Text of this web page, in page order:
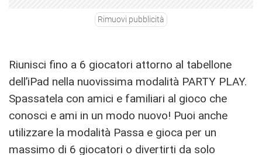
Rimuovi pubblicità
Riunisci fino a 6 giocatori attorno al tabellone
dell’iPad nella nuovissima modalità PARTY PLAY.
Spassatela con amici e familiari al gioco che
conosci e ami in un modo nuovo! Puoi anche
utilizzare la modalità Passa e gioca per un
massimo di 6 giocatori o divertirti da solo